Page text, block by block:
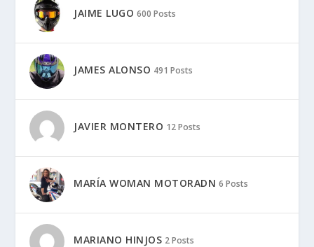
JAIME LUGO 600 Posts
JAMES ALONSO 491 Posts
JAVIER MONTERO 12 Posts
MARÍA WOMAN MOTORADN 6 Posts
MARIANO HINJOS 2 Posts